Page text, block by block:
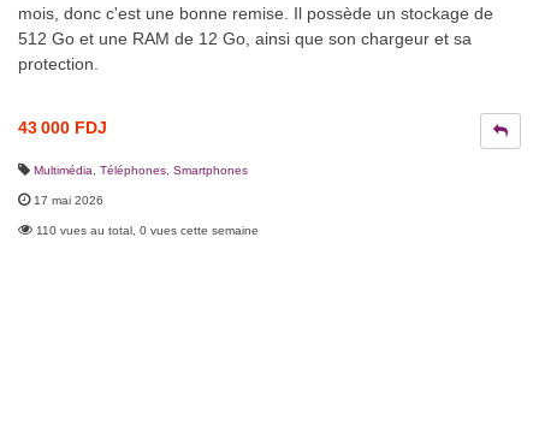
mois, donc c'est une bonne remise. Il possède un stockage de
512 Go et une RAM de 12 Go, ainsi que son chargeur et sa
protection.
43 000 FDJ
Multimédia Téléphones, Smartphones
17 mai 2026
110 vues au total, 0 vues cette semaine